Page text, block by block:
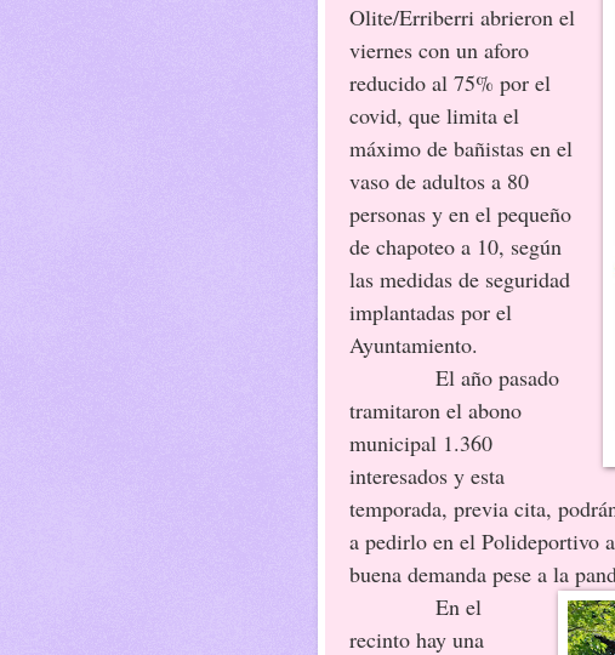
Olite/Erriberri abrieron el
viernes con un aforo
reducido al 75% por el
covid, que limita el
máximo de bañistas en el
vaso de adultos a 80
personas y en el pequeño
de chapoteo a 10, según
las medidas de seguridad
implantadas por el
Ayuntamiento.
El año pasado
tramitaron el abono
municipal 1.360
interesados y esta
temporada, previa cita,
a pedirlo en el Polideportivo
buena demanda pese a la
En el
recinto hay una